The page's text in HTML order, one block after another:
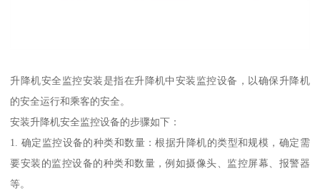
升降机安全监控安装是指在升降机中安装监控设备，以确保升降机
的安全运行和乘客的安全。
安装升降机安全监控设备的步骤如下：
1. 确定监控设备的种类和数量：根据升降机的类型和规模，确定需
要安装的监控设备的种类和数量，例如摄像头、监控屏幕、报警器
等。